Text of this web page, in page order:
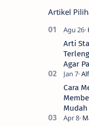
Artikel
Arti
Agar
Cara
Mudah